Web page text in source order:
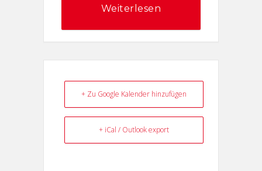
Weiterlesen
+ Zu Google Kalender hinzufügen
+ iCal / Outlook export